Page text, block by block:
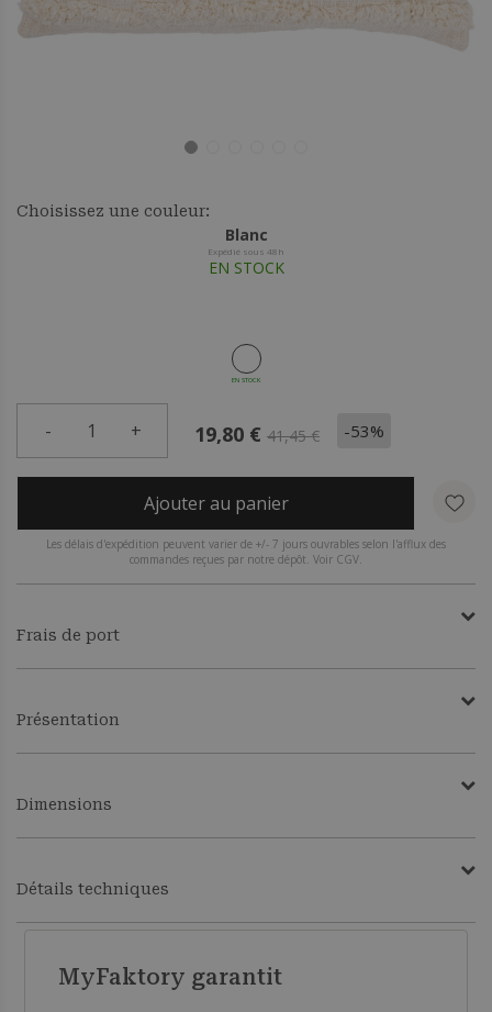
Choisissez une couleur:
Blanc
Expédié sous 48h
EN STOCK
EN STOCK
- 1 + 19,80 € 41,45 € -53%
Ajouter au panier
Les délais d'expédition peuvent varier de +/- 7 jours ouvrables selon l'afflux des
commandes reçues par notre dépôt. Voir CGV.
Frais de port
Présentation
Dimensions
Détails techniques
MyFaktory garantit